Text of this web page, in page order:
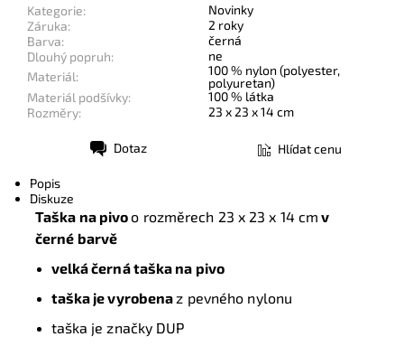
Kategorie:
Novinky
Záruka:
2 roky
Barva:
černá
Dlouhý popruh:
ne
Materiál:
100 % nylon (polyester,
polyuretan)
Materiál podšívky:
100 % látka
Rozměry:
23 x 23 x 14 cm
Dotaz Hlídat cenu
Popis
Diskuze
Taška na pivoo rozměrech 23 x 23 x 14 cm v
černé barvě
velká černá taška na pivo
taška je vyrobenaz pevného nylonu
taška je značky DUP